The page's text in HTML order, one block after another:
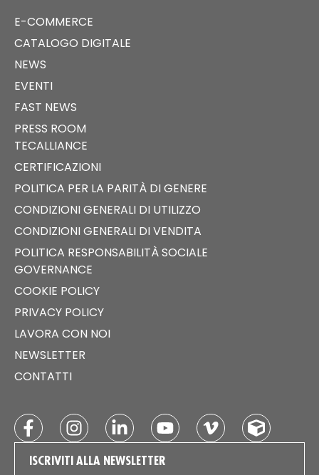
E-COMMERCE
CATALOGO DIGITALE
NEWS
EVENTI
FAST NEWS
PRESS ROOM
TECALLIANCE
CERTIFICAZIONI
POLITICA PER LA PARITÀ DI GENERE
CONDIZIONI GENERALI DI UTILIZZO
CONDIZIONI GENERALI DI VENDITA
POLITICA RESPONSABILITÀ SOCIALE
GOVERNANCE
COOKIE POLICY
PRIVACY POLICY
LAVORA CON NOI
NEWSLETTER
CONTATTI
ISCRIVITI ALLA NEWSLETTER